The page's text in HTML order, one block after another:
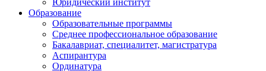
Образование
Образовательные программы
Среднее профессиональное образование
Бакалавриат, специалитет, магистратура
Аспирантура
Ординатура